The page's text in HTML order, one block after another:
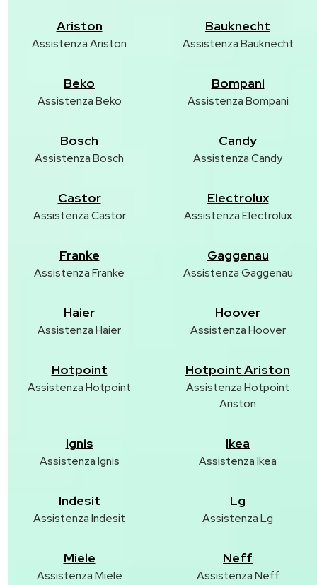
Ariston
Assistenza Ariston
Bauknecht
Assistenza Bauknecht
Beko
Assistenza Beko
Bompani
Assistenza Bompani
Bosch
Assistenza Bosch
Candy
Assistenza Candy
Castor
Assistenza Castor
Electrolux
Assistenza Electrolux
Franke
Assistenza Franke
Gaggenau
Assistenza Gaggenau
Haier
Assistenza Haier
Hoover
Assistenza Hoover
Hotpoint
Assistenza Hotpoint
Hotpoint Ariston
Assistenza Hotpoint
Ariston
Ignis
Assistenza Ignis
Ikea
Assistenza Ikea
Indesit
Assistenza Indesit
Lg
Assistenza Lg
Miele
Assistenza Miele
Neff
Assistenza Neff